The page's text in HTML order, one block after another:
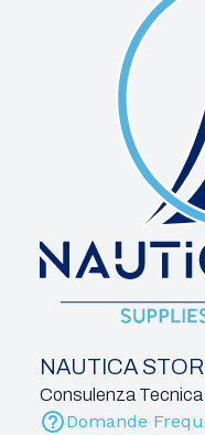
NAUTICA
Consulenza
Domande